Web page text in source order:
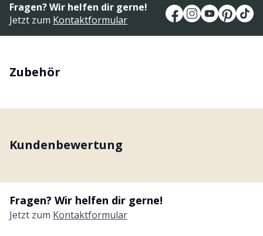
Fragen? Wir helfen dir gerne!
Jetzt zum Kontaktformular
Zubehör
Kundenbewertung
Fragen? Wir helfen dir gerne!
Jetzt zum Kontaktformular